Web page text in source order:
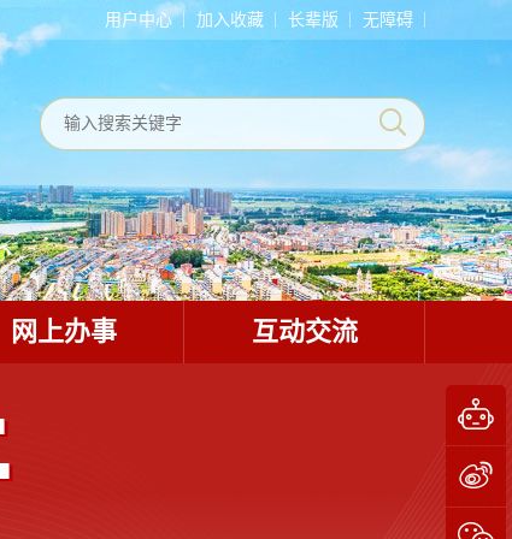
用户中心 加入收藏 长辈版 无障碍
网上办事 互动交流